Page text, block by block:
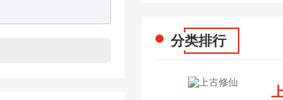
分类排行